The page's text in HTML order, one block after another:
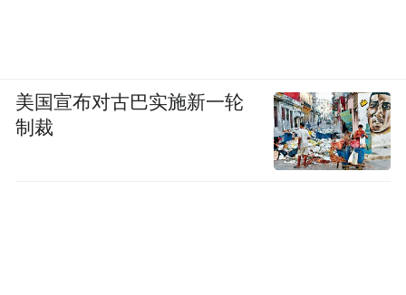
美国宣布对古巴实施新一轮
制裁